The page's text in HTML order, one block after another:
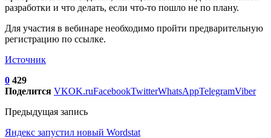
разработки и что делать, если что-то пошло не по плану.
Для участия в вебинаре необходимо пройти предварительную
регистрацию по ссылке.
Источник
0 429
Поделится VKOK.ruFacebookTwitterWhatsAppTelegramViber
Предыдущая запись
Яндекс запустил новый Wordstat